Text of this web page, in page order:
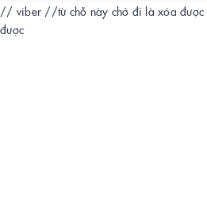
// viber //từ chỗ này chở đi là xóa được
được